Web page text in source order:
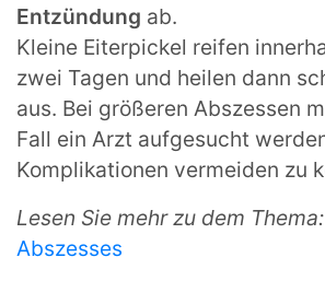
Entzündung ab.
Kleine Eiterpickel reifen
zwei Tagen und heilen dann
aus. Bei größeren Abszessen
Fall ein Arzt aufgesucht
Komplikationen vermeiden zu
Lesen Sie mehr zu dem Thema:
Abszesses